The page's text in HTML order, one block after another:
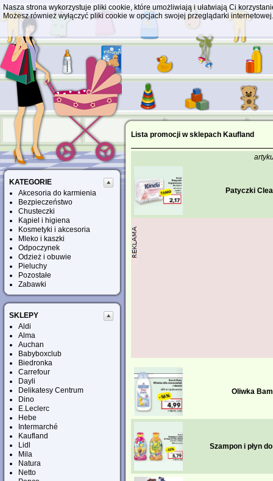
Nasza strona wykorzystuje pliki cookie, które umożliwiają i ułatwiają Ci
Możesz również wyłączyć pliki cookie w opcjach swojej przeglądarki
KATEGORIE
Akcesoria do karmienia
Bezpieczeństwo
Chusteczki
Kąpiel i higiena
Kosmetyki i akcesoria
Mleko i kaszki
Odpoczynek
Odzież i obuwie
Pieluchy
Pozostałe
Zabawki
SKLEPY
Aldi
Alma
Auchan
Babyboxclub
Biedronka
Carrefour
Dayli
Delikatesy Centrum
Dino
E.Leclerc
Hebe
Intermarché
Kaufland
Lidl
Mila
Natura
Netto
Lista promocji w sklepach Kaufland
Patyczki
Oliwka
Szampon i płyn